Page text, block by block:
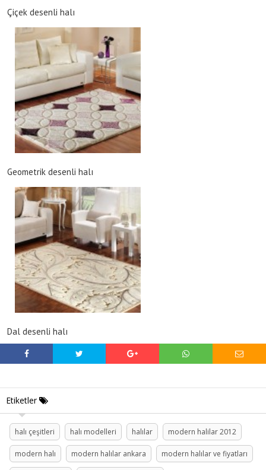
Çiçek desenli halı
Geometrik desenli halı
Dal desenli halı
Etiketler
halı çeşitleri halı modelleri halılar modern halilar 2012
modern halı modern halılar ankara modern halılar ve fiyatları